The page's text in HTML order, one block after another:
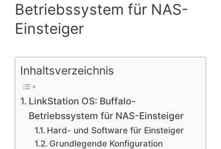
Betriebssystem für NAS-
Einsteiger
Inhaltsverzeichnis
LinkStation OS: Buffalo-
Betriebssystem für NAS-Einsteiger
Hard- und Software für Einsteiger
Grundlegende Konfiguration